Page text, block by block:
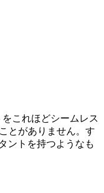
これほどシームレス
とがありません。す
ントを持つようなも